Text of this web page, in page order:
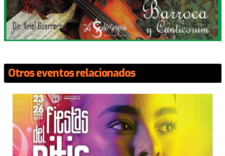
Otros eventos relacionados